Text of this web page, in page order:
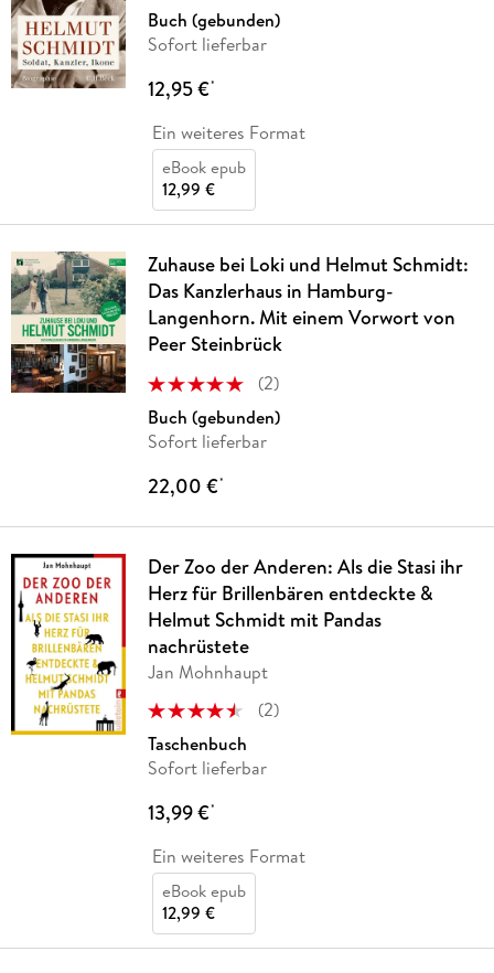
Buch (gebunden)
Sofort lieferbar
12,95 €*
Ein weiteres Format
eBook epub
12,99 €
Zuhause bei Loki und Helmut Schmidt:
Das Kanzlerhaus in Hamburg-
Langenhorn. Mit einem Vorwort von
Peer Steinbrück
(2)
Buch (gebunden)
Sofort lieferbar
22,00 €*
Der Zoo der Anderen: Als die Stasi ihr
Herz für Brillenbären entdeckte &
Helmut Schmidt mit Pandas
nachrüstete
Jan Mohnhaupt
(2)
Taschenbuch
Sofort lieferbar
13,99 €*
Ein weiteres Format
eBook epub
12,99 €